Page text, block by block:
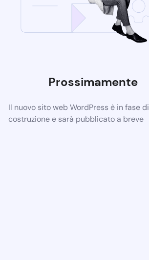
Prossimamente
Il nuovo sito web WordPress è in fase di
costruzione e sarà pubblicato a breve